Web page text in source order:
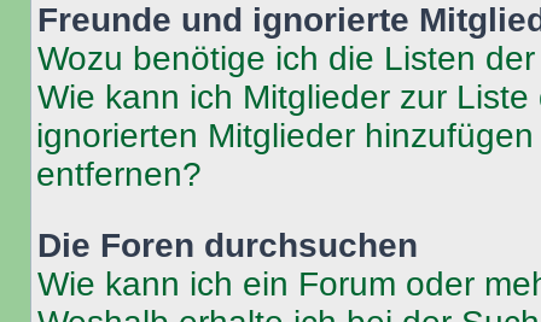
Freunde und ignorierte
Wozu benötige ich die Listen
Wie kann ich Mitglieder zur
ignorierten Mitglieder
entfernen?
Die Foren durchsuchen
Wie kann ich ein Forum oder